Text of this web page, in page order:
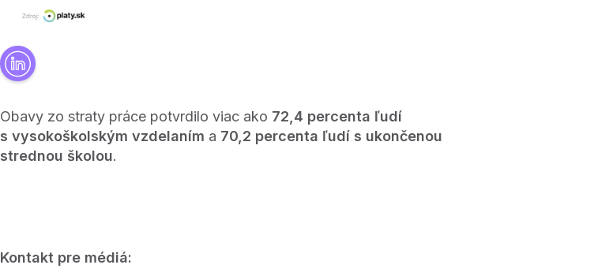
Obavy zo straty práce potvrdilo viac ako 72,4 percenta ľudí
s vysokoškolským vzdelaním a 70,2 percenta ľudí s ukončenou
strednou školou.
Kontakt pre médiá: